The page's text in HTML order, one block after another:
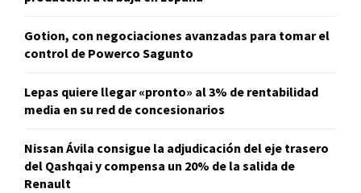
Gotion, con negociaciones avanzadas para tomar el
control de Powerco Sagunto
Lepas quiere llegar «pronto» al 3% de rentabilidad
media en su red de concesionarios
Nissan Ávila consigue la adjudicación del eje trasero
del Qashqai y compensa un 20% de la salida de
Renault